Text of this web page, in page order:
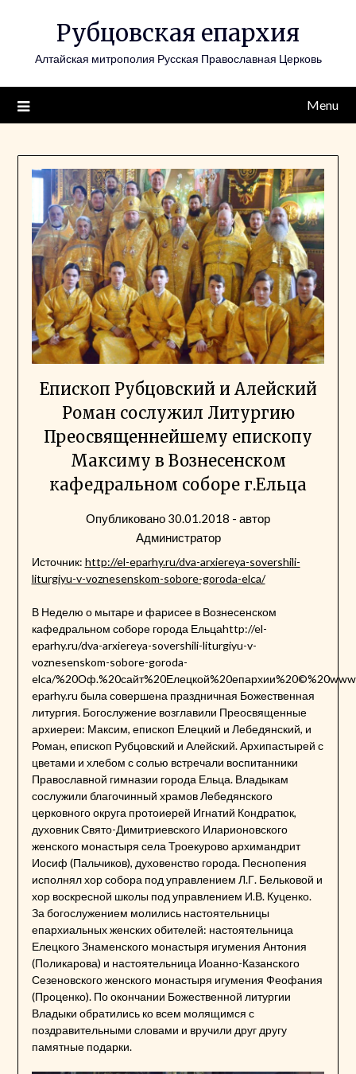
Рубцовская епархия
Алтайская митрополия Русская Православная Церковь
Menu
Епископ Рубцовский и Алейский
Роман сослужил Литургию
Преосвященнейшему епископу
Максиму в Вознесенском
кафедральном соборе г.Ельца
Опубликовано 30.01.2018 - автор
Администратор
Источник: http://el-eparhy.ru/dva-arxiereya-sovershili-
liturgiyu-v-voznesenskom-sobore-goroda-elca/
В Неделю о мытаре и фарисее в Вознесенском
кафедральном соборе города Ельцаhttp://el-
eparhy.ru/dva-arxiereya-sovershili-liturgiyu-v-
voznesenskom-sobore-goroda-
elca/
eparhy.ru была совершена праздничная Божественная
литургия. Богослужение возглавили Преосвященные
архиереи: Максим, епископ Елецкий и Лебедянский, и
Роман, епископ Рубцовский и Алейский. Архипастырей с
цветами и хлебом с солью встречали воспитанники
Православной гимназии города Ельца. Владыкам
сослужили благочинный храмов Лебедянского
церковного округа протоиерей Игнатий Кондратюк,
духовник Свято-Димитриевского Иларионовского
женского монастыря села Троекурово архимандрит
Иосиф (Пальчиков), духовенство города. Песнопения
исполнял хор собора под управлением Л.Г. Бельковой и
хор воскресной школы под управлением И.В. Куценко.
За богослужением молились настоятельницы
епархиальных женских обителей: настоятельница
Елецкого Знаменского монастыря игумения Антония
(Поликарова) и настоятельница Иоанно-Казанского
Сезеновского женского монастыря игумения Феофания
(Проценко). По окончании Божественной литургии
Владыки обратились ко всем молящимся с
поздравительными словами и вручили друг другу
памятные подарки.